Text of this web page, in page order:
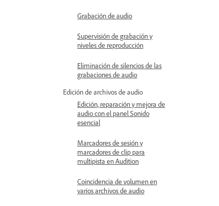
Grabación de audio
Supervisión de grabación y
niveles de reproducción
Eliminación de silencios de las
grabaciones de audio
Edición de archivos de audio
Edición, reparación y mejora de
audio con el panel Sonido
esencial
Marcadores de sesión y
marcadores de clip para
multipista en Audition
Coincidencia de volumen en
varios archivos de audio